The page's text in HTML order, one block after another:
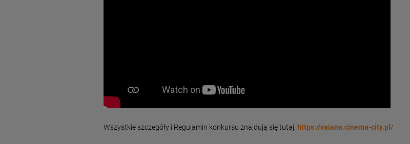
Wszystkie szczegóły i Regulamin konkursu znajdują się tutaj: https://vaiana.cinema-city.pl/